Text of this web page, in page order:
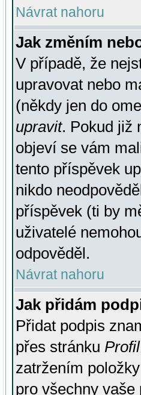
Návrat nahoru
Jak změním
V případě, že
upravovat nebo
(někdy jen do
upravit. Pokud již
objeví se vám
tento příspěvek
nikdo
příspěvek (ti by
uživatelé
odpověděl.
Návrat nahoru
Jak přidám
Přidat podpis
přes stránku Profil
zatržením položky
pro všechny